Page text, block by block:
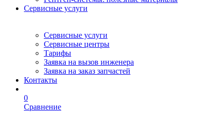
Сервисные услуги
Сервисные услуги
Сервисные центры
Тарифы
Заявка на вызов инженера
Заявка на заказ запчастей
Контакты
0
Сравнение